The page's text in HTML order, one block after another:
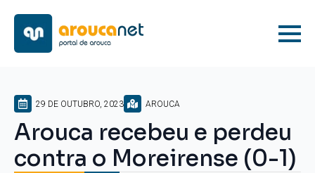
29 DE OUTUBRO, 2023 AROUCA
Arouca recebeu e perdeu
contra o Moreirense (0-1)